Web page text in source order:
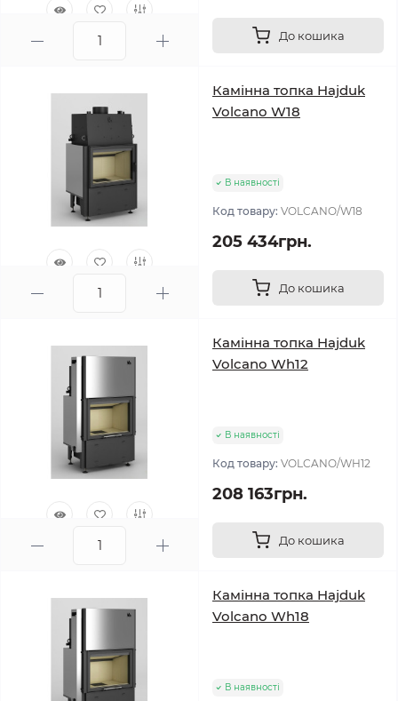
До кошика
Камінна топка Hajduk
Volcano W18
В наявності
Код товару: VOLCANO/W18
205 434грн.
До кошика
Камінна топка Hajduk
Volcano Wh12
В наявності
Код товару: VOLCANO/WH12
208 163грн.
До кошика
Камінна топка Hajduk
Volcano Wh18
В наявності